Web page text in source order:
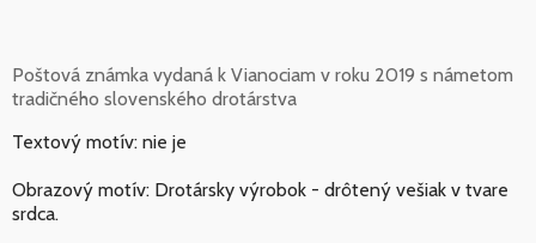
Poštová známka vydaná k Vianociam v roku 2019 s námetom
tradičného slovenského drotárstva
Textový motív: nie je
Obrazový motív: Drotársky výrobok - drôtený vešiak v tvare
srdca.